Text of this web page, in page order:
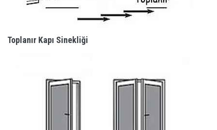
Toplanır Kapı Sinekliği